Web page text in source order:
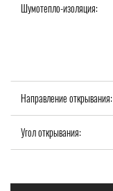
Шумотепло-изоляция:
Направление открывания:
Угол открывания: